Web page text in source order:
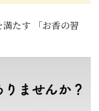
たす 「お香の習